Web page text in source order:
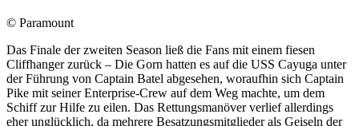
© Paramount
Das Finale der zweiten Season ließ die Fans mit einem fiesen
Cliffhanger zurück – Die Gorn hatten es auf die USS Cayuga unter
der Führung von Captain Batel abgesehen, woraufhin sich Captain
Pike mit seiner Enterprise-Crew auf dem Weg machte, um dem
Schiff zur Hilfe zu eilen. Das Rettungsmanöver verlief allerdings
eher unglücklich, da mehrere Besatzungsmitglieder als Geiseln der